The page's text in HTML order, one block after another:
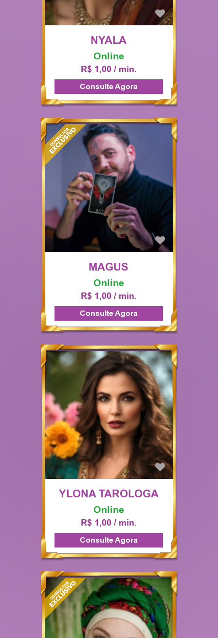
NYALA
Online
R$ 1,00 / min.
Consulte Agora
MAGUS
Online
R$ 1,00 / min.
Consulte Agora
YLONA TARÓLOGA
Online
R$ 1,00 / min.
Consulte Agora